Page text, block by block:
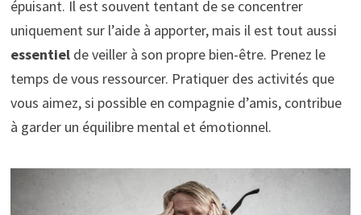
épuisant. Il est souvent tentant de se concentrer
uniquement sur l’aide à apporter, mais il est tout aussi
essentielde veiller à son propre bien-être. Prenez le
temps de vous ressourcer. Pratiquer des activités que
vous aimez, si possible en compagnie d’amis, contribue
à garder un équilibre mental et émotionnel.